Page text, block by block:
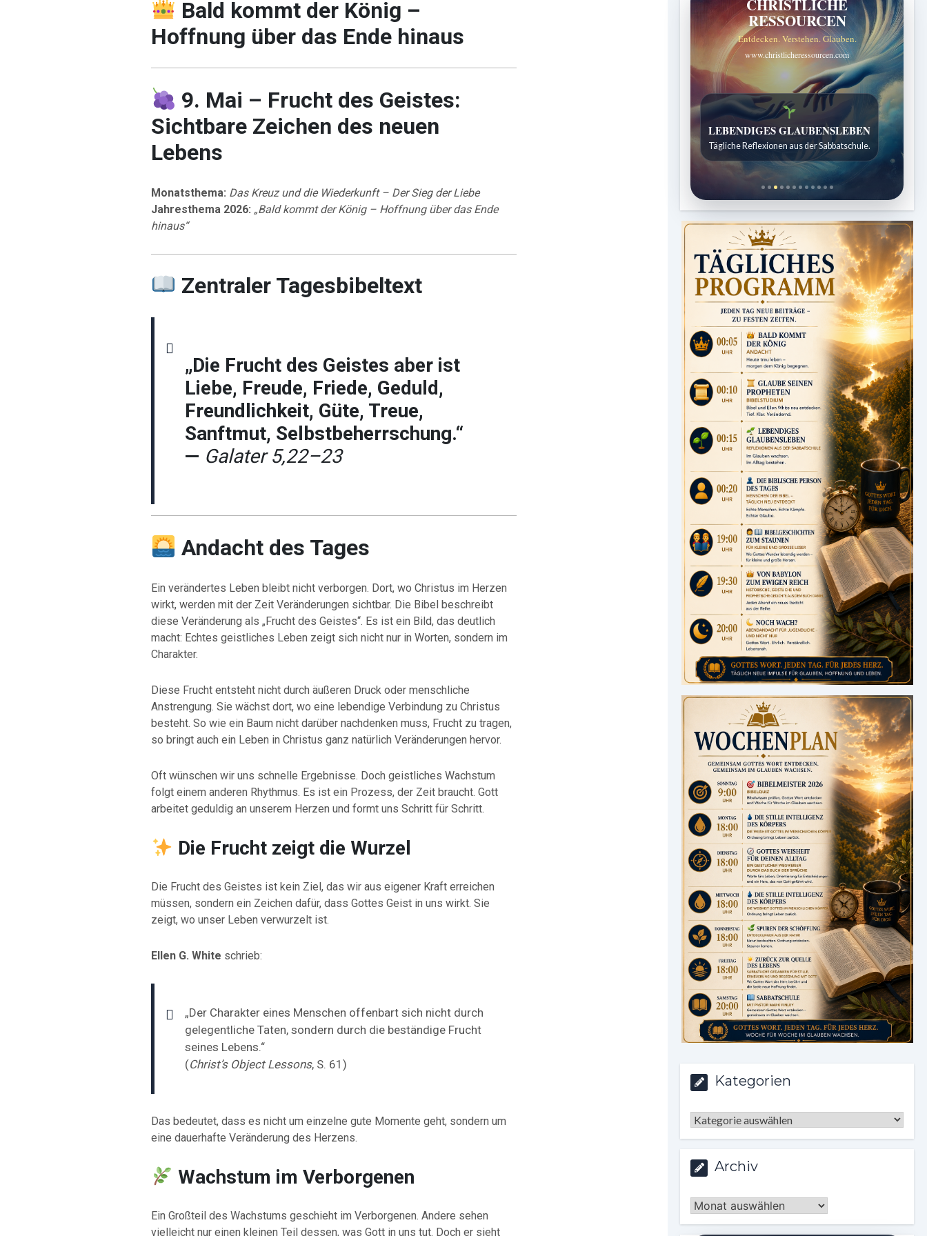
Bald kommt der König –
Hoffnung über das Ende hinaus
9. Mai – Frucht des Geistes:
Sichtbare Zeichen des neuen
Lebens
Monatsthema: Das Kreuz und die Wiederkunft – Der Sieg der Liebe
Jahresthema 2026: „Bald kommt der König – Hoffnung über das Ende
hinaus“
Zentraler Tagesbibeltext
„Die Frucht des Geistes aber ist
Liebe, Freude, Friede, Geduld,
Freundlichkeit, Güte, Treue,
Sanftmut, Selbstbeherrschung.“
— Galater 5,22–23
Andacht des Tages
Ein verändertes Leben bleibt nicht verborgen. Dort, wo Christus im Herzen
wirkt, werden mit der Zeit Veränderungen sichtbar. Die Bibel beschreibt
diese Veränderung als „Frucht des Geistes“. Es ist ein Bild, das deutlich
macht: Echtes geistliches Leben zeigt sich nicht nur in Worten, sondern im
Charakter.
Diese Frucht entsteht nicht durch äußeren Druck oder menschliche
Anstrengung. Sie wächst dort, wo eine lebendige Verbindung zu Christus
besteht. So wie ein Baum nicht darüber nachdenken muss, Frucht zu tragen,
so bringt auch ein Leben in Christus ganz natürlich Veränderungen hervor.
Oft wünschen wir uns schnelle Ergebnisse. Doch geistliches Wachstum
folgt einem anderen Rhythmus. Es ist ein Prozess, der Zeit braucht. Gott
arbeitet geduldig an unserem Herzen und formt uns Schritt für Schritt.
Die Frucht zeigt die Wurzel
Die Frucht des Geistes ist kein Ziel, das wir aus eigener Kraft erreichen
müssen, sondern ein Zeichen dafür, dass Gottes Geist in uns wirkt. Sie
zeigt, wo unser Leben verwurzelt ist.
Ellen G. White schrieb:
„Der Charakter eines Menschen offenbart sich nicht durch
gelegentliche Taten, sondern durch die beständige Frucht
seines Lebens.“
(Christ’s Object Lessons, S. 61)
Das bedeutet, dass es nicht um einzelne gute Momente geht, sondern um
eine dauerhafte Veränderung des Herzens.
Wachstum im Verborgenen
Ein Großteil des Wachstums geschieht im Verborgenen. Andere sehen
vielleicht nur einen kleinen Teil dessen, was Gott in uns tut. Doch er sieht
CHRISTLICHE
RESSOURCEN
Entdecken. Verstehen. Glauben.
www.christlicheressourcen.com
Bibelgeschichten zum Staunen
Kindergeschichten für 7 bis 12 Jahre.
Kategorien
Kategorien
Archiv
Archiv